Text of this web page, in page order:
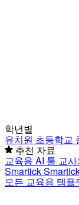
학년별
유치원 초등학교
추천 자료
교육용 AI 툴 교
Smartick
모든 교육용 템